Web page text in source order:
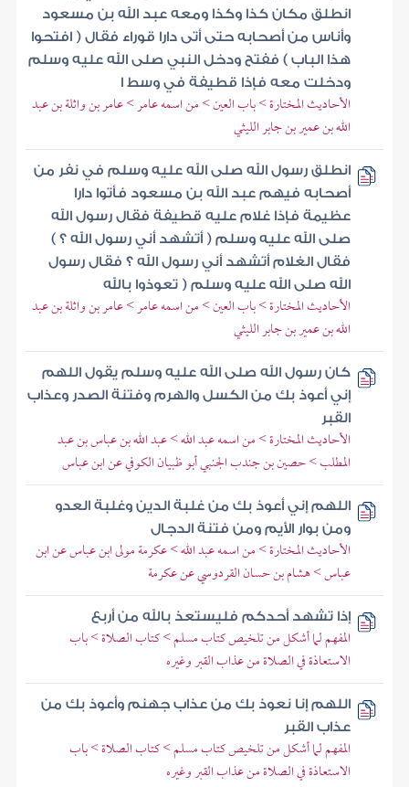
انطلق مكان كذا وكذا ومعه عبد الله بن مسعود
وأناس من أصحابه حتى أتى دارا قوراء فقال ( افتحوا
هذا الباب ) ففتح ودخل النبي صلى الله عليه وسلم
ودخلت معه فإذا قطيفة في وسط ا
الأحاديث المختارة > باب العين > من اسمه عامر > عامر بن واثلة بن عبد
الله بن عمير بن جابر الليثي
انطلق رسول الله صلى الله عليه وسلم في نفر من
أصحابه فيهم عبد الله بن مسعود فأتوا دارا
عظيمة فإذا غلام عليه قطيفة فقال رسول الله
صلى الله عليه وسلم ( أتشهد أني رسول الله ؟ )
فقال الغلام أتشهد أني رسول الله ؟ فقال رسول
الله صلى الله عليه وسلم ( تعوذوا بالله
الأحاديث المختارة > باب العين > من اسمه عامر > عامر بن واثلة بن عبد
الله بن عمير بن جابر الليثي
كان رسول الله صلى الله عليه وسلم يقول اللهم
إني أعوذ بك من الكسل والهرم وفتنة الصدر وعذاب
القبر
الأحاديث المختارة > من اسمه عبد الله > عبد الله بن عباس بن عبد
المطلب > حصين بن جندب الجنبي أبو ظبيان الكوفي عن ابن عباس
اللهم إني أعوذ بك من غلبة الدين وغلبة العدو
ومن بوار الأيم ومن فتنة الدجال
الأحاديث المختارة > من اسمه عبد الله > عكرمة مولى ابن عباس عن ابن
عباس > هشام بن حسان القردوسي عن عكرمة
إذا تشهد أحدكم فليستعذ بالله من أربع
المفهم لما أشكل من تلخيص كتاب مسلم > كتاب الصلاة > باب
الاستعاذة في الصلاة من عذاب القبر وغيره
اللهم إنا نعوذ بك من عذاب جهنم وأعوذ بك من
عذاب القبر
المفهم لما أشكل من تلخيص كتاب مسلم > كتاب الصلاة > باب
الاستعاذة في الصلاة من عذاب القبر وغيره